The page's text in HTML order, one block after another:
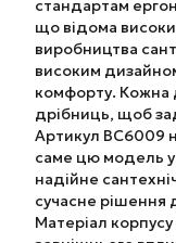
стандартам
що відома
виробництва
високим
комфорту. Кожна
дрібниць, щоб
Артикул BC6009
саме цю модель у
надійне
сучасне рішення
Матеріал